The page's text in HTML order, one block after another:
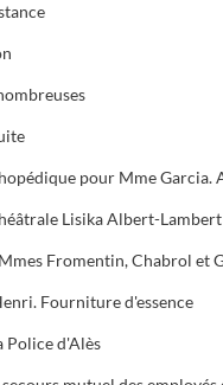
Lisika Albert-Lambert
Fourniture d'essence
Police d'Alès